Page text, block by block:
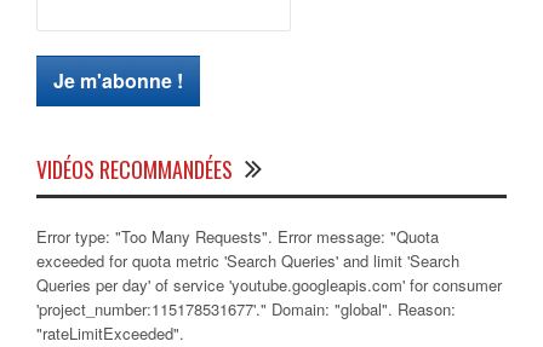
VIDÉOS RECOMMANDÉES
Error type: "Too Many Requests". Error message: "Quota
exceeded for quota metric 'Search Queries' and limit 'Search
Queries per day' of service 'youtube.googleapis.com' for consumer
'project_number:115178531677'." Domain: "global". Reason:
"rateLimitExceeded".